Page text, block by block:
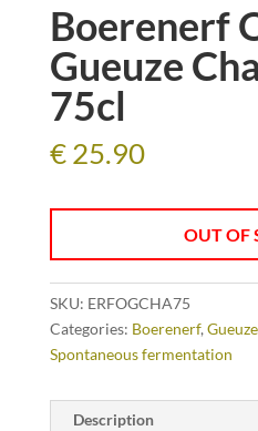
Boerenerf
Gueuze
75cl
€25.90
OUT OF
SKU: ERFOGCHA75
Categories: Boerenerf,
Spontaneous fermentation
Description